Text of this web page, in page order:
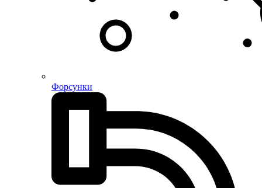
Форсунки